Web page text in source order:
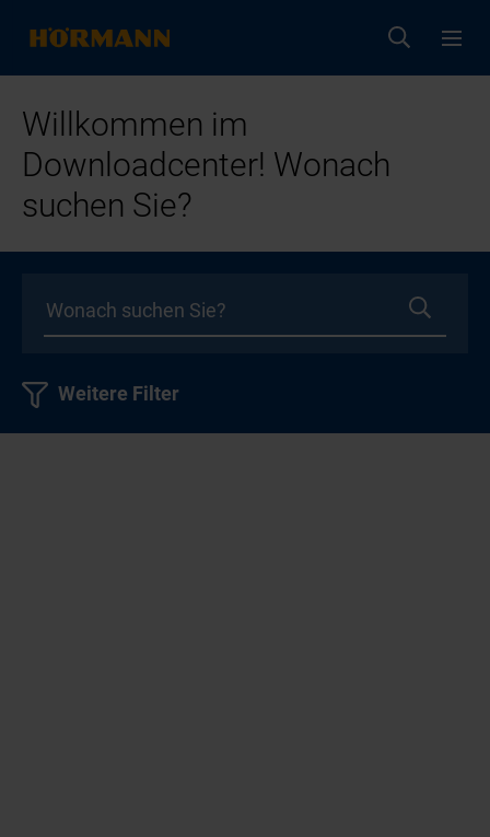
Willkommen im
Downloadcenter! Wonach
suchen Sie?
Weitere Filter